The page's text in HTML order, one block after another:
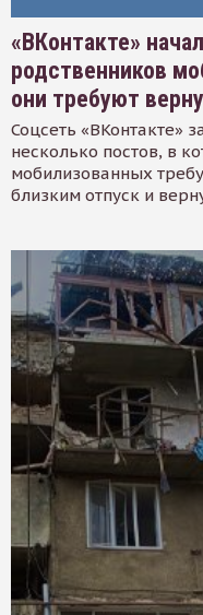
«ВКонтакте»
родственников
они требуют
Соцсеть «ВКонтакте»
несколько постов, в
мобилизованных
близким отпуск и